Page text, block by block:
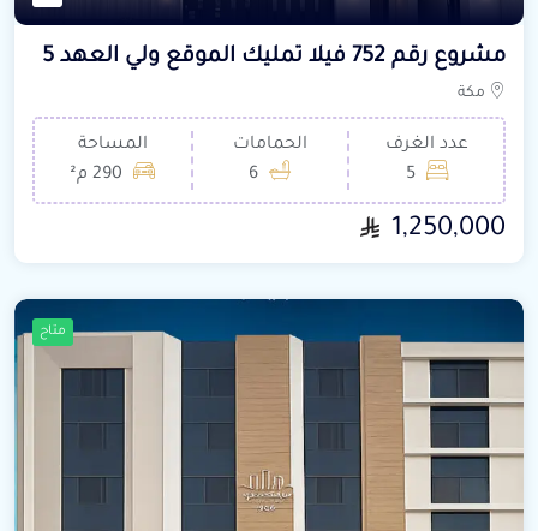
مشروع رقم 752 فيلا تمليك الموقع ولي العهد 5
مكة
عدد الغرف
5
الحمامات
6
المساحة
290 م²
1,250,000
متاح